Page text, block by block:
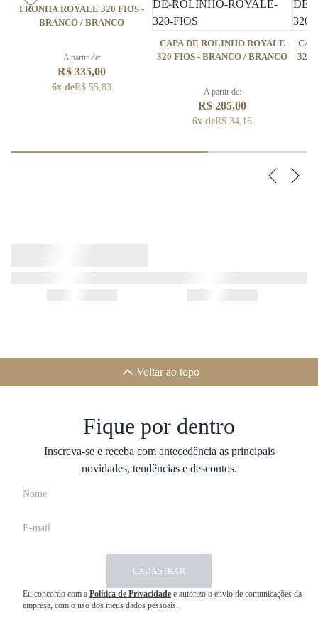
FRONHA ROYALE 320 FIOS -
BRANCO / BRANCO
A partir de:
R$ 335,00
6x deR$ 55,83
CAPA DE ROLINHO ROYALE
320 FIOS - BRANCO / BRANCO
A partir de:
R$ 205,00
6x deR$ 34,16
320
Voltar ao topo
Fique por dentro
Inscreva-se e receba com antecedência as principais
novidades, tendências e descontos.
CADASTRAR
Eu concordo com a Política de Privacidade e autorizo o envio de comunicações da
empresa, com o uso dos meus dados pessoais.